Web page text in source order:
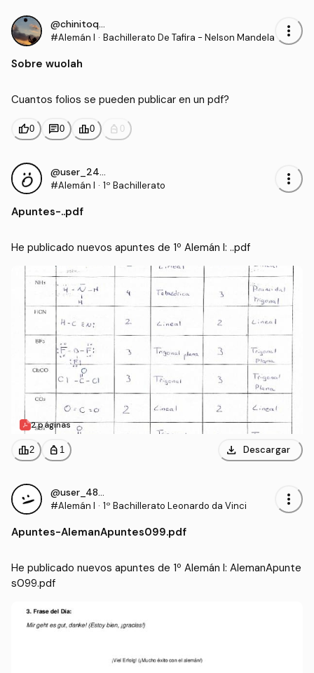
@chinitoqwr
#Alemán I · Bachillerato De Tafira - Nelson Mandela more_vert
Sobre wuolah
Cuantos folios se pueden publicar en un pdf?
thumb_up0 chat0 leaderboard0 personal_bag 0
@user_2432118
#Alemán I · 1º Bachillerato more_vert
Apuntes-..pdf
He publicado nuevos apuntes de 1º Alemán I: ..pdf
2 páginas
leaderboard2 personal_bag 1 download Descargar
@user_4855881
#Alemán I · 1º Bachillerato Leonardo da Vinci more_vert
Apuntes-AlemanApuntes099.pdf
He publicado nuevos apuntes de 1º Alemán I: AlemanApunte
s099.pdf